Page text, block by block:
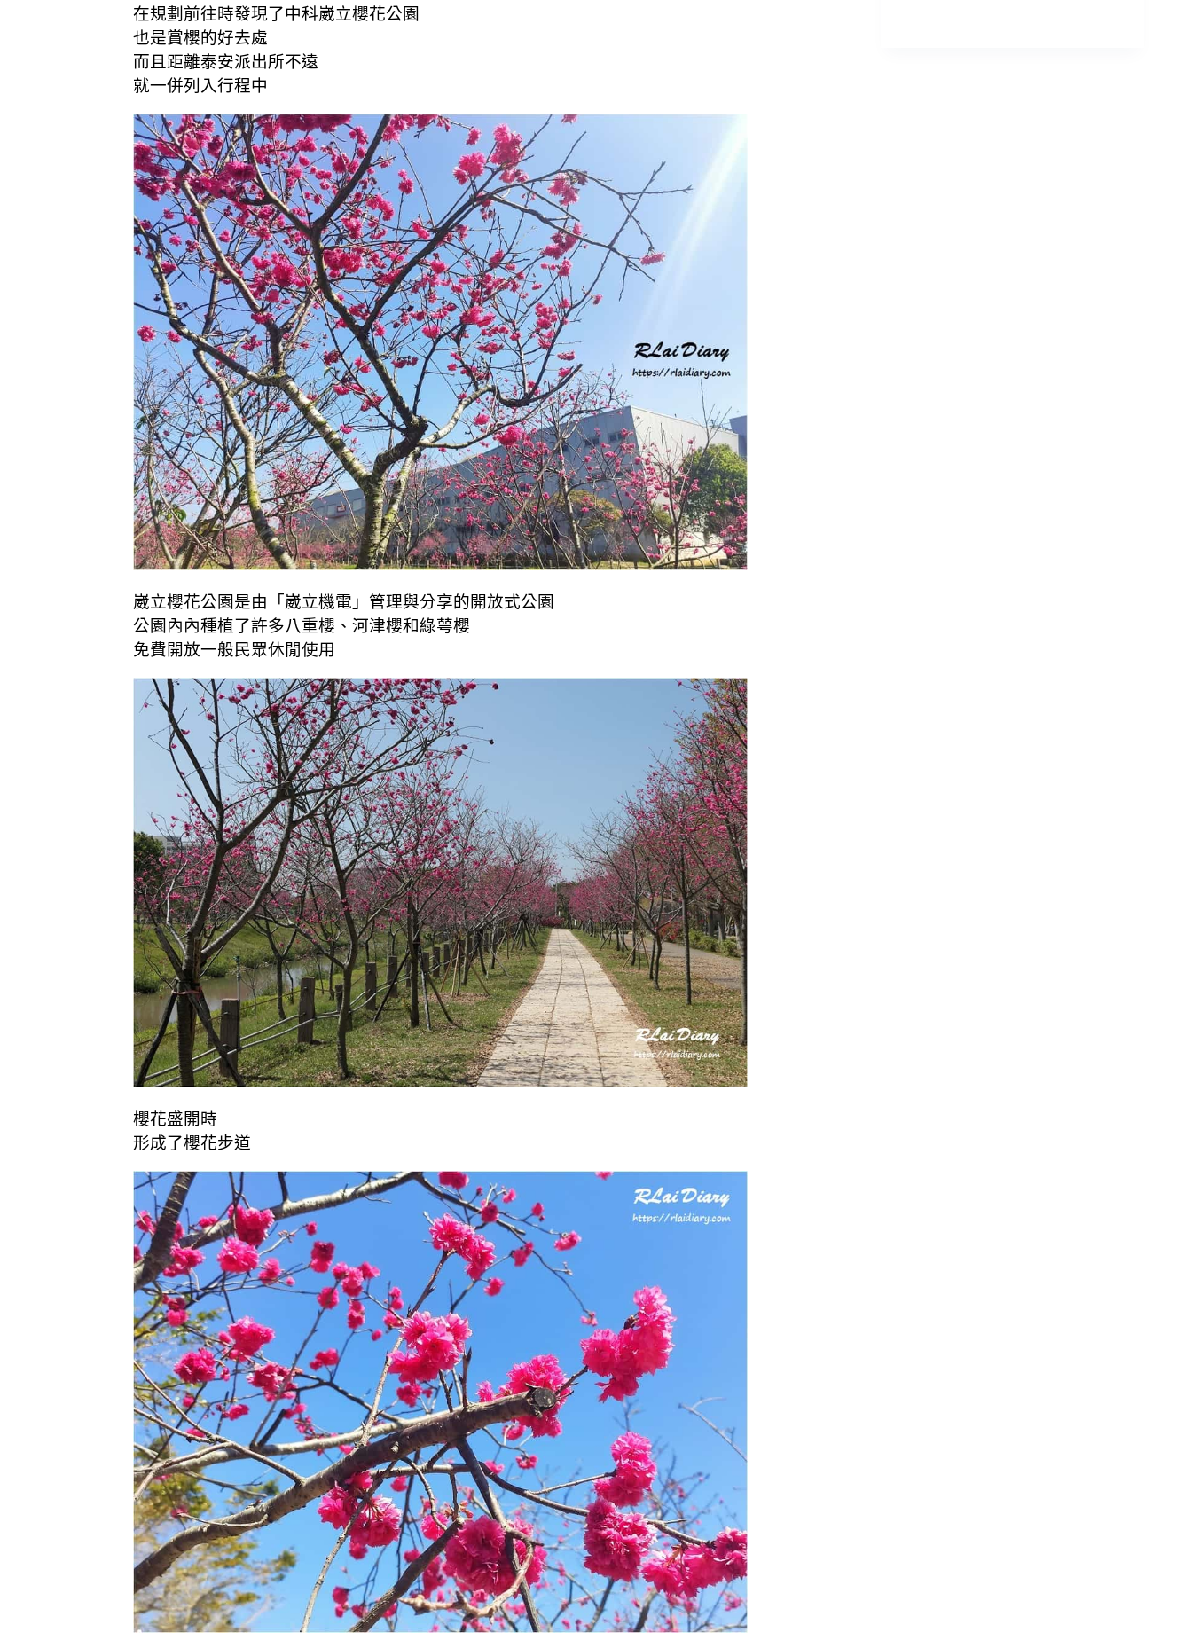
在規劃前往時發現了中科崴立櫻花公園
也是賞櫻的好去處
而且距離泰安派出所不遠
就一併列入行程中
崴立櫻花公園是由「崴立機電」管理與分享的開放式公園
公園內內種植了許多八重櫻、河津櫻和綠萼櫻
免費開放一般民眾休閒使用
櫻花盛開時
形成了櫻花步道